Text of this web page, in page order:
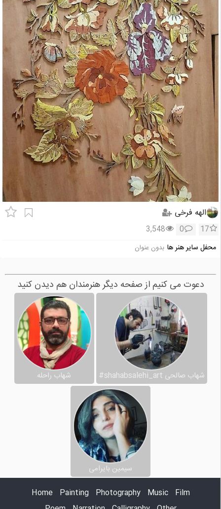
الهه فرخی
17
0
3,548
محفل سایر هنر ها بدون عنوان
دعوت می کنیم از صفحه دیگر هنرمندان هم دیدن کنید
شهاب صالحی shahabsalehi_art# شهاب راحله
سیمین بایرامی
Home
Painting Photography Music
Film